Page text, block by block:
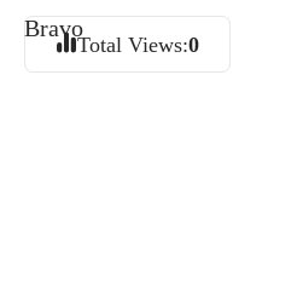
Total Views:0